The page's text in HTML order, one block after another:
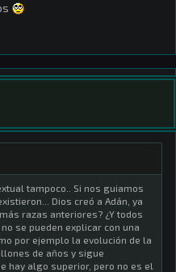
tampoco.. Si nos guiamos
Dios creó a Adán, ya
razas anteriores? ¿Y todos
se pueden explicar con una
por ejemplo la evolución de la
de años y sigue
hay algo superior, pero no es el